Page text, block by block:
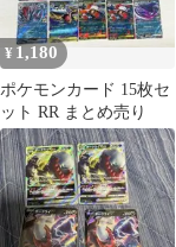
¥ 1,180
ポケモンカード 15枚セ
ット RR まとめ売り